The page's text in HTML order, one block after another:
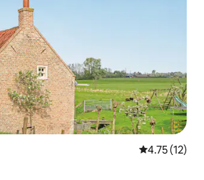
평점 4.75점
4.75 (12)